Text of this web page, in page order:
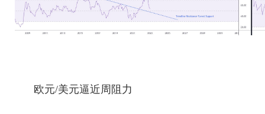
欧元/美元逼近周阻力